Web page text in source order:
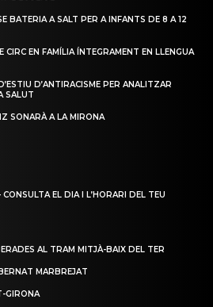
BATERIA A SALT PER A INFANTS DE 8 A 12
EN FAMÍLIA ÍNTEGRAMENT EN LLENGUA
D’ANTIRACISME PER ANALITZAR
SALUT
SONARÀ A LA MIRONA
EL DIA I L’HORARI DEL TEU
AL TRAM MITJÀ-BAIX DEL TER
MARBREJAT
GIRONA